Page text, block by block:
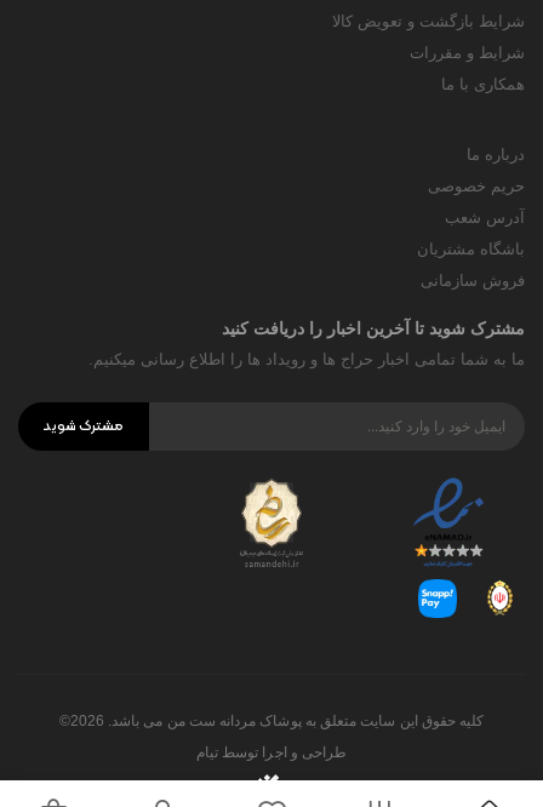
شرایط بازگشت و تعویض کالا
شرایط و مقررات
همکاری با ما
درباره ما
حریم خصوصی
آدرس شعب
باشگاه مشتریان
فروش سازمانی
مشترک شوید تا آخرین اخبار را دریافت کنید
ما به شما تمامی اخبار حراج ها و رویداد ها را اطلاع رسانی میکنیم.
مشترک شوید
کلیه حقوق این سایت متعلق به پوشاک مردانه ست من می باشد. 2026©
طراحی و اجرا توسط تیام